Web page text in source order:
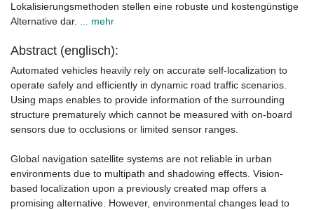
Lokalisierungsmethoden stellen eine robuste und kostengünstige
Alternative dar.
... mehr
Abstract (englisch):
Automated vehicles heavily rely on accurate self-localization to
operate safely and efficiently in dynamic road traffic scenarios.
Using maps enables to provide information of the surrounding
structure prematurely which cannot be measured with on-board
sensors due to occlusions or limited sensor ranges.
Global navigation satellite systems are not reliable in urban
environments due to multipath and shadowing effects. Vision-
based localization upon a previously created map offers a
promising alternative. However, environmental changes lead to